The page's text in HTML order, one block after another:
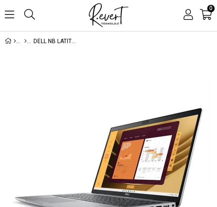
0
DELL NB LATITUDE XCTOL555015EMEA_VP_V2 ULTRA 7 155U 32GB 1TB SSD O/B 15.6 UBUNTU